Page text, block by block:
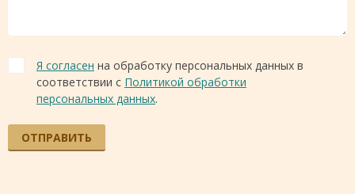
Я согласен на обработку персональных данных в
соответствии с Политикой обработки
персональных данных.
ОТПРАВИТЬ